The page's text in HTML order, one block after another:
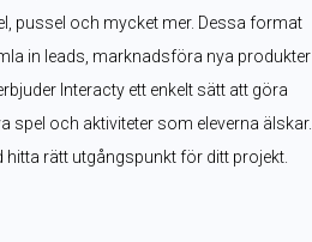
pussel och mycket mer. Dessa format
in leads, marknadsföra nya produkter
Interacty ett enkelt sätt att göra
spel och aktiviteter som eleverna älskar.
rätt utgångspunkt för ditt projekt.